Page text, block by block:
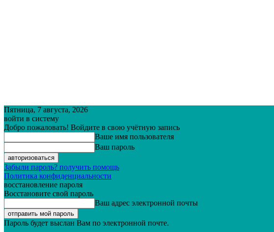
Пятница, 7 августа, 2026
войти в систему
Добро пожаловать! Войдите в свою учётную запись
Ваше имя пользователя
Ваш пароль
Забыли пароль? получить помощь
Политика конфиденциальности
восстановление пароля
Восстановите свой пароль
Ваш адрес электронной почты
Пароль будет выслан Вам по электронной почте.